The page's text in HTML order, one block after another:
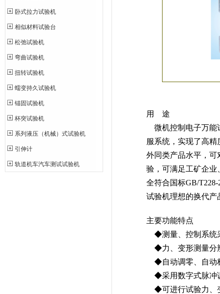
卧式拉力试验机
相似材料试验台
松弛试验机
弯曲试验机
扭转试验机
蠕变持久试验机
锚固试验机
杯突试验机
系列液压（机械）式试验机
引伸计
轨道机车汽车测试试验机
用 途
微机控制电子万能
服系统，实现了高
外同类产品水平，可
验，可满足工矿企业
全符合国标GB/
试验机理想的换代产
主要功能特点
◆测量、控制系统
◆力、变形测量分
◆自动调零、自动
◆采用数字式脉冲
◆可进行试验力、